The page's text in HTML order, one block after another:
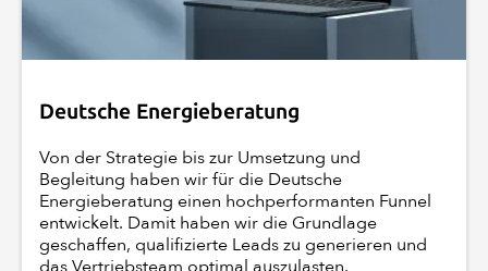
Deutsche Energieberatung
Von der Strategie bis zur Umsetzung und
Begleitung haben wir für die Deutsche
Energieberatung einen hochperformanten Funnel
entwickelt. Damit haben wir die Grundlage
geschaffen, qualifizierte Leads zu generieren und